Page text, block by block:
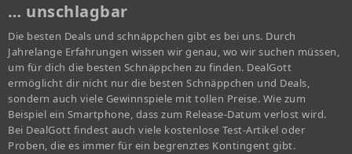
… unschlagbar
Die besten Deals und schnäppchen gibt es bei uns. Durch
Jahrelange Erfahrungen wissen wir genau, wo wir suchen müssen,
um für dich die besten Schnäppchen zu finden. DealGott
ermöglicht dir nicht nur die besten Schnäppchen und Deals,
sondern auch viele Gewinnspiele mit tollen Preise. Wie zum
Beispiel ein Smartphone, dass zum Release-Datum verlost wird.
Bei DealGott findest auch viele kostenlose Test-Artikel oder
Proben, die es immer für ein begrenztes Kontingent gibt.